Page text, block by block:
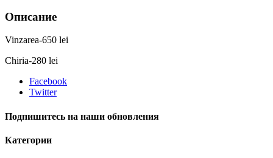
Описание
Vinzarea-650 lei
Chiria-280 lei
Facebook
Twitter
Подпишитесь на наши обновления
Категории